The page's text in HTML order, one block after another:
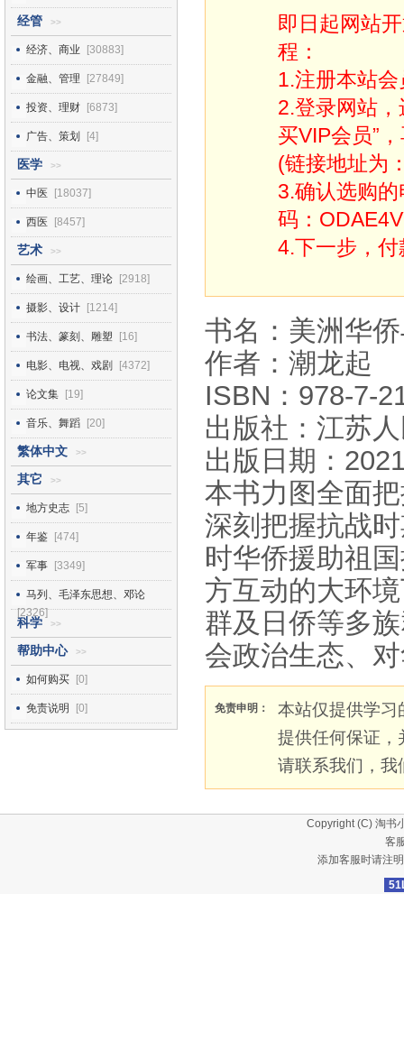
经管 >>
经济、商业 [30883]
金融、管理 [27849]
投资、理财 [6873]
广告、策划 [4]
医学 >>
中医 [18037]
西医 [8457]
艺术 >>
绘画、工艺、理论 [2918]
摄影、设计 [1214]
书法、篆刻、雕塑 [16]
电影、电视、戏剧 [4372]
论文集 [19]
音乐、舞蹈 [20]
繁体中文 >>
其它 >>
地方史志 [5]
年鉴 [474]
军事 [3349]
马列、毛泽东思想、邓论
[2326]
科学 >>
帮助中心 >>
如何购买 [0]
免责说明 [0]
即日起网站
程：
1.注册本站会
2.登录网站，
买VIP会员”
(链接地址为
3.确认选购
码：
4.下一步，
书名：美洲华
作者：潮龙起
ISBN：978-7-
出版社：江苏
出版日期：
本书力图全面
深刻把握抗战
时华侨援助祖
方互动的大环
群及日侨等多
会政治生态、
免责申明：
本站仅提供学习
提供任何保证，
请联系我们，我
Copyright (C) 淘书
客
添加客服时请注